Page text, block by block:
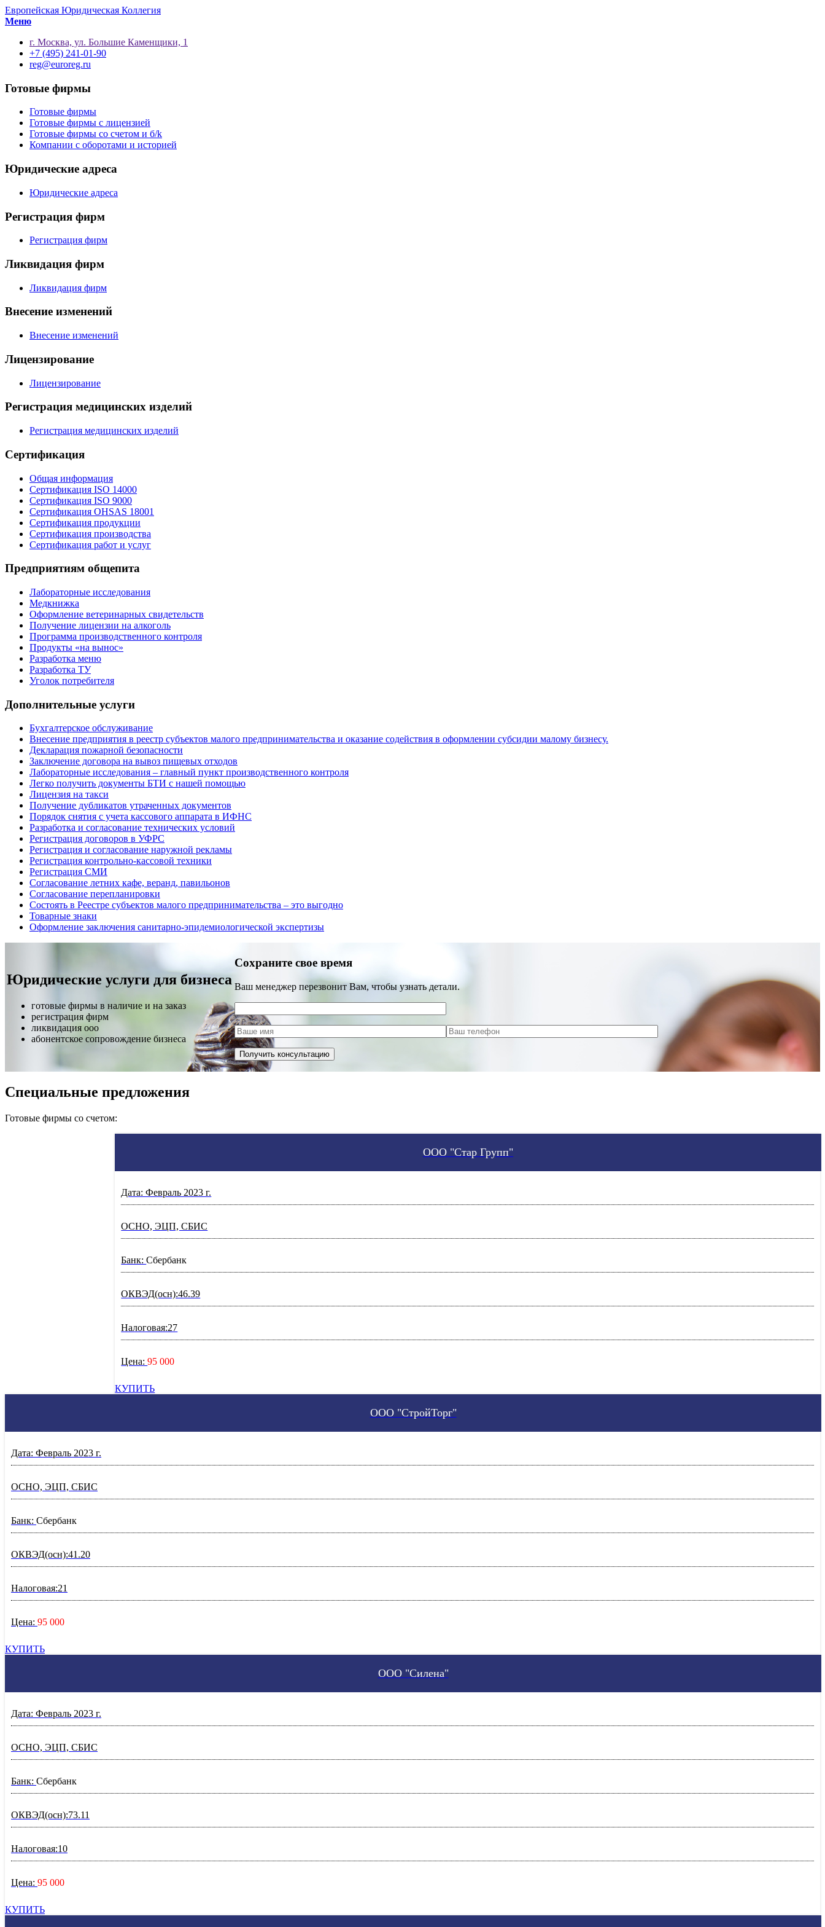
Европейская Юридическая Коллегия
Меню
г. Москва, ул. Большие Каменщики, 1
+7 (495) 241-01-90
reg@euroreg.ru
Готовые фирмы
Готовые фирмы
Готовые фирмы с лицензией
Готовые фирмы со счетом и б/k
Компании с оборотами и историей
Юридические адреса
Юридические адреса
Регистрация фирм
Регистрация фирм
Ликвидация фирм
Ликвидация фирм
Внесение изменений
Внесение изменений
Лицензирование
Лицензирование
Регистрация медицинских изделий
Регистрация медицинских изделий
Сертификация
Общая информация
Сертификация ISO 14000
Сертификация ISO 9000
Сертификация OHSAS 18001
Сертификация продукции
Сертификация производства
Сертификация работ и услуг
Предприятиям общепита
Лабораторные исследования
Медкнижка
Оформление ветеринарных свидетельств
Получение лицензии на алкоголь
Программа производственного контроля
Продукты «на вынос»
Разработка меню
Разработка ТУ
Уголок потребителя
Дополнительные услуги
Бухгалтерское обслуживание
Внесение предприятия в реестр субъектов малого предпринимательства и оказание содействия в оформлении субсидии малому бизнесу.
Декларация пожарной безопасности
Заключение договора на вывоз пищевых отходов
Лабораторные исследования – главный пункт производственного контроля
Легко получить документы БТИ с нашей помощью
Лицензия на такси
Получение дубликатов утраченных документов
Порядок снятия с учета кассового аппарата в ИФНС
Разработка и согласование технических условий
Регистрация договоров в УФРС
Регистрация и согласование наружной рекламы
Регистрация контрольно-кассовой техники
Регистрация СМИ
Согласование летних кафе, веранд, павильонов
Согласование перепланировки
Состоять в Реестре субъектов малого предпринимательства – это выгодно
Товарные знаки
Оформление заключения санитарно-эпидемиологической экспертизы
Юридические услуги для бизнеса
готовые фирмы в наличие и на заказ
регистрация фирм
ликвидация ооо
абонентское сопровождение бизнеса
Сохраните свое время
Ваш менеджер перезвонит Вам, чтобы узнать детали.
Специальные предложения
Готовые фирмы со счетом:
ООО "Стар Групп"
Дата: Февраль 2023 г.
ОСНО, ЭЦП, СБИС
Банк:Сбербанк
ОКВЭД(осн):46.39
Налоговая:27
Цена:95 000
КУПИТЬ
ООО "СтройТорг"
Дата: Февраль 2023 г.
ОСНО, ЭЦП, СБИС
Банк: Сбербанк
ОКВЭД(осн):41.20
Налоговая:21
Цена: 95 000
КУПИТЬ
ООО "Силена"
Дата: Февраль 2023 г.
ОСНО, ЭЦП, СБИС
Банк: Сбербанк
ОКВЭД(осн):73.11
Налоговая:10
Цена: 95 000
КУПИТЬ